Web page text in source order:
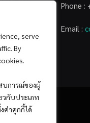
serve
By
บการณ์ของผู้
วกับประเภท
ค่าคุกกี้ได้
ย
บบ
Phone :
Email :